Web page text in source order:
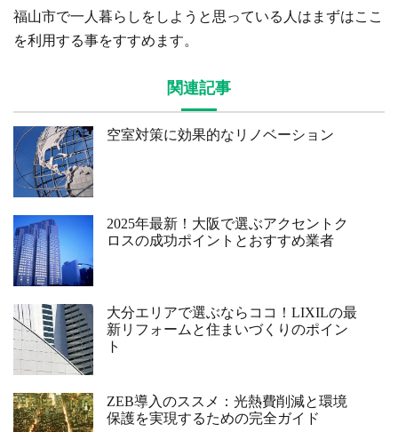
福山市で一人暮らしをしようと思っている人はまずはここ
を利用する事をすすめます。
関連記事
空室対策に効果的なリノベーション
2025年最新！大阪で選ぶアクセントク
ロスの成功ポイントとおすすめ業者
大分エリアで選ぶならココ！LIXILの最
新リフォームと住まいづくりのポイン
ト
ZEB導入のススメ：光熱費削減と環境
保護を実現するための完全ガイド